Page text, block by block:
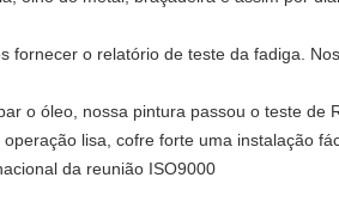
fornecer o relatório de teste da fadiga.
o óleo, nossa pintura passou o teste de
lisa, cofre forte uma instalação
da reunião ISO9000